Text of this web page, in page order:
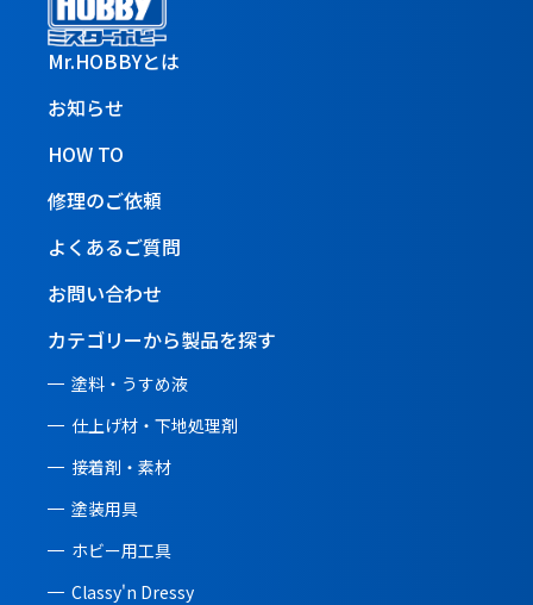
Mr.HOBBYとは
お知らせ
HOW TO
修理のご依頼
よくあるご質問
お問い合わせ
カテゴリーから製品を探す
塗料・うすめ液
仕上げ材・下地処理剤
接着剤・素材
塗装用具
ホビー用工具
Classy'n Dressy